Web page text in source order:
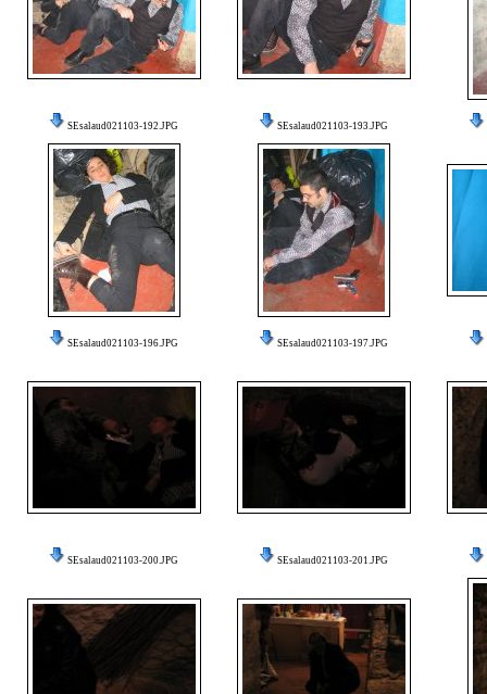
SEsalaud021103-192.JPG SEsalaud021103-193.JPG
SEsalaud021103-196.JPG SEsalaud021103-197.JPG
SEsalaud021103-200.JPG SEsalaud021103-201.JPG